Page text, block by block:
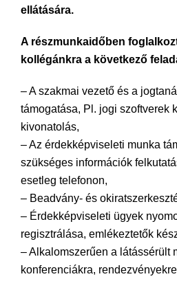
ellátására.
A részmunkaidőben
kollégánkra a következő
– A szakmai vezető és a
támogatása, Pl. jogi szoftverek
kivonatolás,
– Az érdekképviseleti munka
szükséges információk
esetleg telefonon,
– Beadvány- és
– Érdekképviseleti ügyek
regisztrálása, emlékeztetők
– Alkalomszerűen a látássérült
konferenciákra,